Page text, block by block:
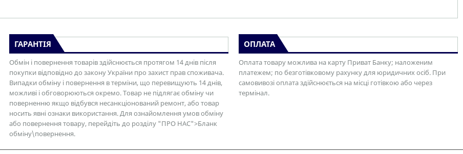
ГАРАНТІЯ
Обмін і повернення товарів здійснюється протягом 14 днів після
покупки відповідно до закону України про захист прав споживача.
Випадки обміну і повернення в терміни, що перевищують 14 днів,
можливі і обговорюються окремо. Товар не підлягає обміну чи
поверненню якщо відбувся несанкціонований ремонт, або товар
носить явні ознаки використання. Для ознайомлення умов обміну
або повернення товару, перейдіть до розділу "ПРО НАС">Бланк
обміну\повернення.
ОПЛАТА
Оплата товару можлива на карту Приват Банку; наложеним
платежем; по безготівковому рахунку для юридичних осіб. При
самовивозі оплата здійснюється на місці готівкою або через
термінал.